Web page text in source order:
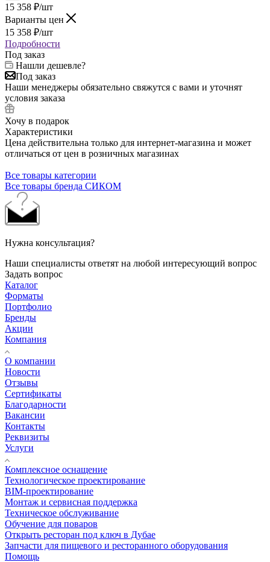
15 358 ₽/шт
Варианты цен
15 358 ₽/шт
Подробности
Под заказ
Нашли дешевле?
Под заказ
Наши менеджеры обязательно свяжутся с вами и уточнят
условия заказа
Хочу в подарок
Характеристики
Цена действительна только для интернет-магазина и может
отличаться от цен в розничных магазинах
Все товары категории
Все товары бренда СИКОМ
Нужна консультация?
Наши специалисты ответят на любой интересующий вопрос
Задать вопрос
Каталог
Форматы
Портфолио
Бренды
Акции
Компания
О компании
Новости
Отзывы
Сертификаты
Благодарности
Вакансии
Контакты
Реквизиты
Услуги
Комплексное оснащение
Технологическое проектирование
BIM-проектирование
Монтаж и сервисная поддержка
Техническое обслуживание
Обучение для поваров
Открыть ресторан под ключ в Дубае
Запчасти для пищевого и ресторанного оборудования
Помощь